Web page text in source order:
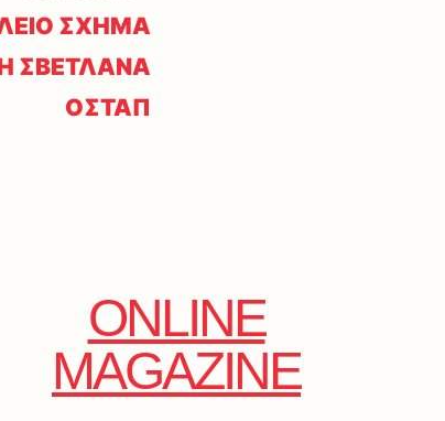
ΣΧΗΜΑ
ΣΒΕΤΛΑΝΑ
ΟΣΤΑΠ
ONLINE
MAGAZINE